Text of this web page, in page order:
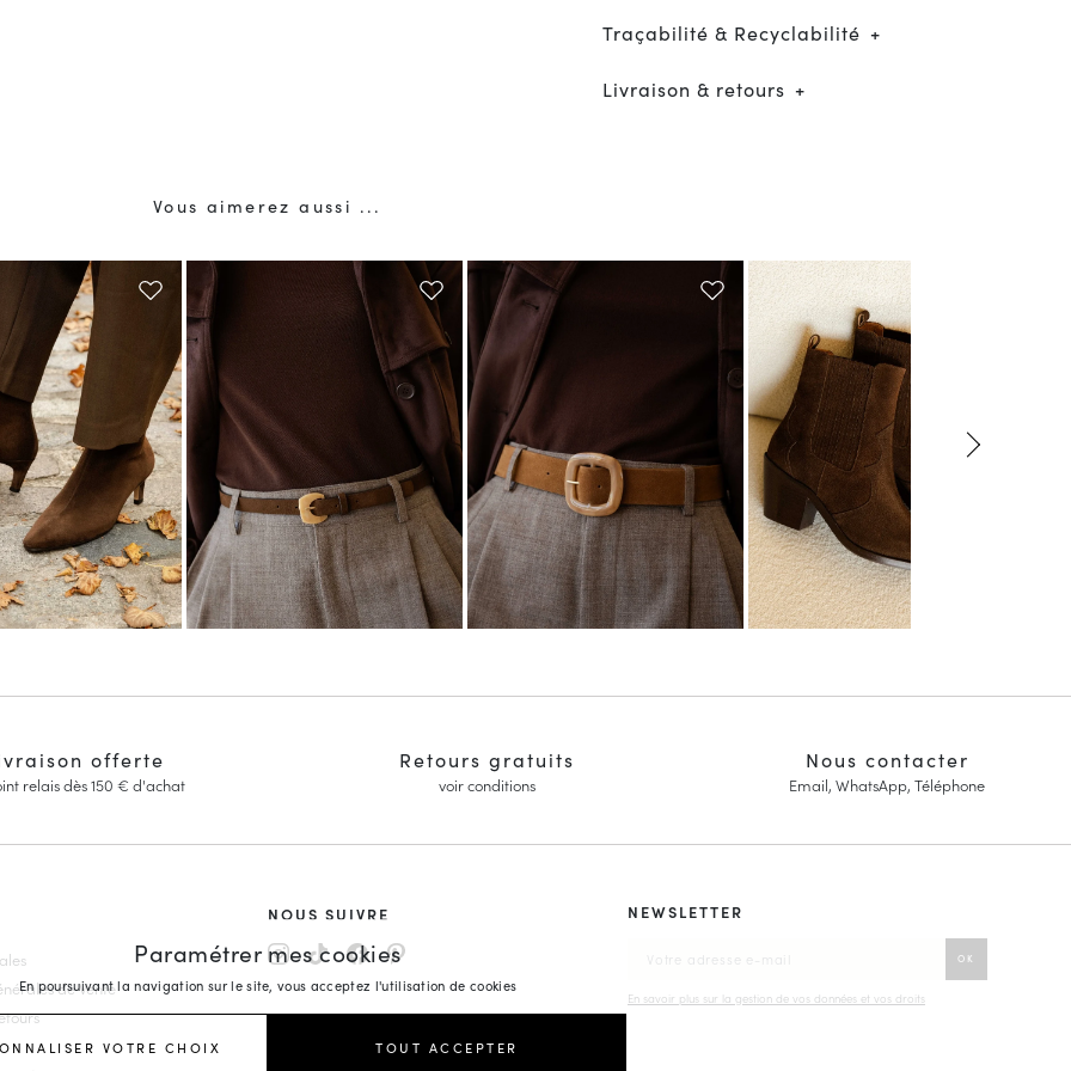
Traçabilité & Recyclabilité
Livraison & retours
Vous aimerez aussi ...
Paramétrer mes cookies
En poursuivant la navigation sur le site, vous acceptez l'utilisation de cookies
VOTRE CHOIX TOUT ACCEPTER
offerte
relais dès 150 € d'achat
Retours gratuits
voir conditions
Nous contacter
Email, WhatsApp, Téléphone
de Vente
NOUS SUIVRE NEWSLETTER
En savoir plus sur la gestion de vos données et vos droits